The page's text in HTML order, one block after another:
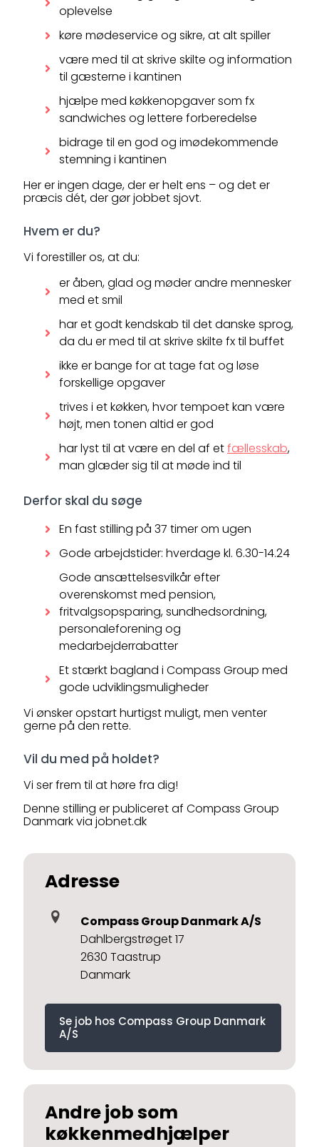
oplevelse
køre mødeservice og sikre, at alt spiller
være med til at skrive skilte og information
til gæsterne i kantinen
hjælpe med køkkenopgaver som fx
sandwiches og lettere forberedelse
bidrage til en god og imødekommende
stemning i kantinen
Her er ingen dage, der er helt ens – og det er
præcis dét, der gør jobbet sjovt.
Hvem er du?
Vi forestiller os, at du:
er åben, glad og møder andre mennesker
med et smil
har et godt kendskab til det danske sprog,
da du er med til at skrive skilte fx til buffet
ikke er bange for at tage fat og løse
forskellige opgaver
trives i et køkken, hvor tempoet kan være
højt, men tonen altid er god
har lyst til at være en del af etfællesskab,
man glæder sig til at møde ind til
Derfor skal du søge
En fast stilling på 37 timer om ugen
Gode arbejdstider: hverdage kl. 6.30-14.24
Gode ansættelsesvilkår efter
overenskomst med pension,
fritvalgsopsparing, sundhedsordning,
personaleforening og
medarbejderrabatter
Et stærkt bagland i Compass Group med
gode udviklingsmuligheder
Vi ønsker opstart hurtigst muligt, men venter
gerne på den rette.
Vil du med på holdet?
Vi ser frem til at høre fra dig!
Denne stilling er publiceret af Compass Group
Danmark via jobnet.dk
Adresse
Compass Group Danmark A/S
Dahlbergstrøget 17
2630 Taastrup
Danmark
Se job hos Compass Group Danmark
A/S
Andre job som
køkkenmedhjælper